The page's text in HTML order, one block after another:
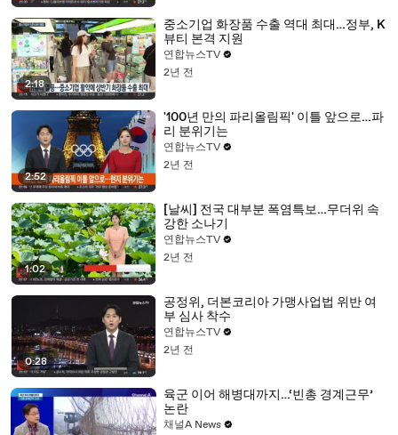
2:18
중소기업 화장품 수출 역대 최대…정부, K
뷰티 본격 지원
연합뉴스TV
2년 전
2:52
'100년 만의 파리올림픽' 이틀 앞으로…파
리 분위기는
연합뉴스TV
2년 전
1:02
[날씨] 전국 대부분 폭염특보…무더위 속
강한 소나기
연합뉴스TV
2년 전
0:28
공정위, 더본코리아 가맹사업법 위반 여
부 심사 착수
연합뉴스TV
2년 전
육군 이어 해병대까지…‘빈총 경계근무’
논란
채널A News